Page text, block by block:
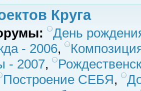
Круга
День
- 2006,
- 2007,
Построение СЕБЯ,